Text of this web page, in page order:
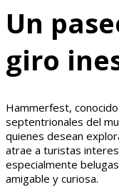
Un
giro
Hammerfest,
septentrionales del
quienes desean
atrae a turistas
especialmente
amigable y curiosa.